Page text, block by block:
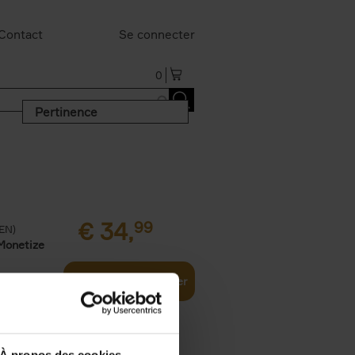
Se connecter
0
Pertinence
€ 34,99
Ajouter au panier